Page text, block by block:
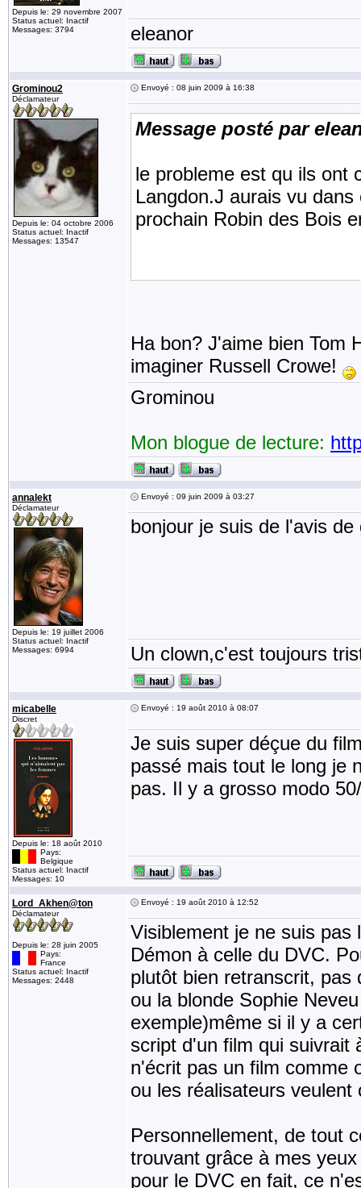
Depuis le: 29 novembre 2007
Status actuel: Inactif
Messages: 3794
eleanor
Grominou2
Déclamateur
Depuis le: 04 octobre 2006
Status actuel: Inactif
Messages: 13547
Envoyé : 08 juin 2009 à 16:38
Message posté par
le probleme est qu ils ont
Langdon.J aurais vu
prochain Robin des Bois
Ha bon? J'aime bien Tom
imaginer Russell Crowe!
Grominou
Mon blogue de lecture:
annalekt
Déclamateur
Depuis le: 19 juillet 2006
Status actuel: Inactif
Messages: 6994
Envoyé : 09 juin 2009 à 03:27
bonjour je suis de l'avis de
Un clown,c'est toujours
micabelle
Discret
Depuis le: 18 août 2010
Pays:
Belgique
Status actuel: Inactif
Messages: 10
Envoyé : 19 août 2010 à 08:07
Je suis super déçue du
passé mais tout le long je
pas. Il y a grosso modo
Lord_Akhen@ton
Déclamateur
Depuis le: 28 juin 2005
Pays:
France
Status actuel: Inactif
Messages: 2448
Envoyé : 19 août 2010 à 12:52
Visiblement je ne suis
Démon à celle du DVC.
plutôt bien retranscrit, pas
ou la blonde Sophie
exemple)même si il y a
script d'un film qui suivrait
n'écrit pas un film comme
ou les réalisateurs
Personnellement, de tout
trouvant grâce à mes
pour le DVC en fait, ce